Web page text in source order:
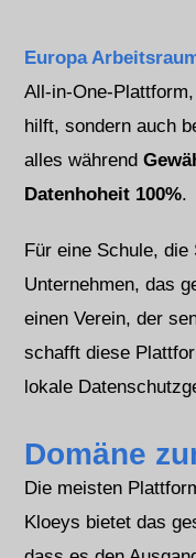
Europa
All-in-One-
hilft, sondern auch
alles während
Datenhoheit 100%.
Für eine Schule,
Unternehmen, das
einen Verein, der
schafft diese
lokale
Domäne
Die meisten
Kloeys bietet das